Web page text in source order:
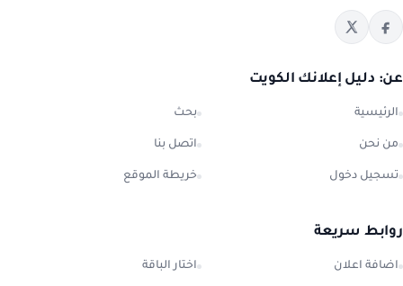
عن: دليل إعلانك الكويت
الرئيسية بحث
من نحن اتصل بنا
تسجيل دخول خريطة الموقع
روابط سريعة
اضافة اعلان اختار الباقة